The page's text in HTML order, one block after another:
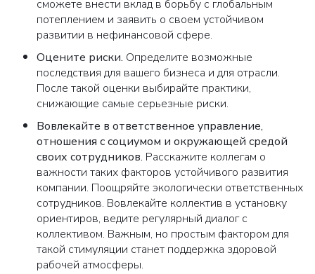
сможете внести вклад в борьбу с глобальным
потеплением и заявить о своем устойчивом
развитии в нефинансовой сфере.
Оцените риски. Определите возможные
последствия для вашего бизнеса и для отрасли.
После такой оценки выбирайте практики,
снижающие самые серьезные риски.
Вовлекайте в ответственное управление,
отношения с социумом и окружающей средой
своих сотрудников. Расскажите коллегам о
важности таких факторов устойчивого развития
компании. Поощряйте экологически ответственных
сотрудников. Вовлекайте коллектив в установку
ориентиров, ведите регулярный диалог с
коллективом. Важным, но простым фактором для
такой стимуляции станет поддержка здоровой
рабочей атмосферы.